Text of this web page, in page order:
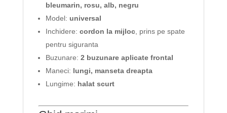
bleumarin, rosu, alb, negru
Model: universal
Inchidere: cordon la mijloc, prins pe spate
pentru siguranta
Buzunare: 2 buzunare aplicate frontal
Maneci: lungi, manseta dreapta
Lungime: halat scurt